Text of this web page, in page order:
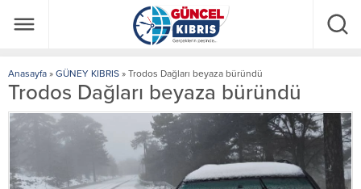
Anasayfa » GÜNEY KIBRIS » Trodos Dağları beyaza büründü
Trodos Dağları beyaza büründü